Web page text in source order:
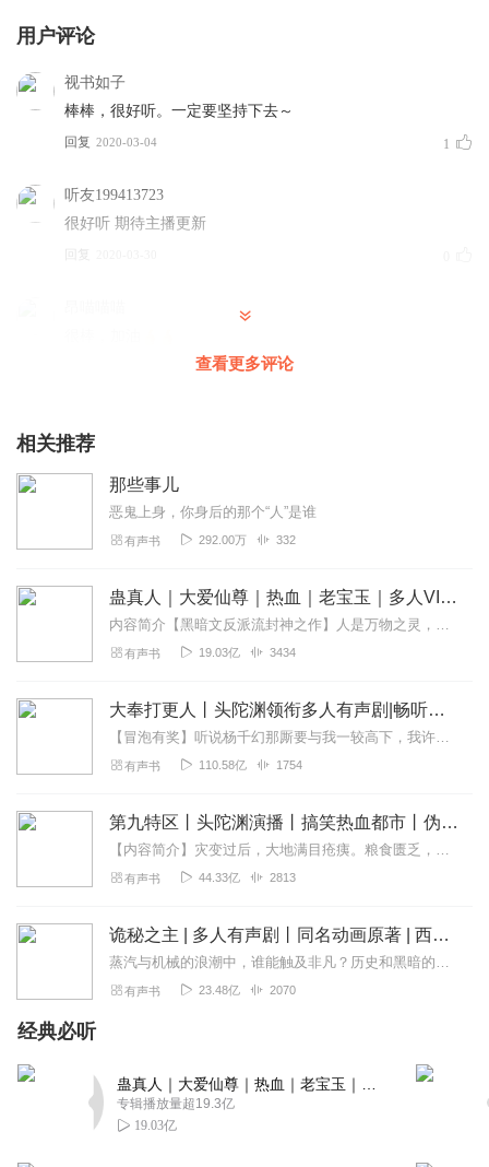
用户评论
视书如子
棒棒，很好听。一定要坚持下去～
回复 2020-03-04 1
听友199413723
很好听 期待主播更新
回复
查看更多评论
相关推荐
那些事儿
恶鬼上身，你身后的那个“人”是谁
有声书 292.00万 332
蛊真人｜大爱仙尊｜热血｜老宝玉｜多人VIP免费有声剧
内容简介【黑暗文反派流封神之作】人是万物之灵，蛊是天地真精。一个穿越者不断重生的故事。一个养蛊、炼蛊、用蛊的奇特世界。配音组（男角色）老宝玉旁白...
有声书 19.03亿 3434
大奉打更人丨头陀渊领衔多人有声剧|畅听全集|王鹤棣、田曦薇主演影视剧原著|卖报小郎君
【冒泡有奖】听说杨千幻那厮要与我一较高下，我许七安要开始装叉了！快进入声音播放页戳下方输入框，冒个泡偷偷告诉我，我要用哪些诗词才能胜过他？说得好的，有赏！202...
有声书 110.58亿 1754
第九特区丨头陀渊演播丨搞笑热血都市丨伪戒丨VIP免费多人有声剧
【内容简介】灾变过后，大地满目疮痍。粮食匮乏，资源紧俏，局势混乱……一位从待规划区杀出来的青年，背对着漫天黄沙，孤身来到九区谋生，却不曾想偶然结识三五好友，一念...
有声书 44.33亿 2813
诡秘之主 | 多人有声剧丨同名动画原著 | 西幻克苏鲁 | 乌贼作品
蒸汽与机械的浪潮中，谁能触及非凡？历史和黑暗的迷雾里，又是谁在耳语？我从诡秘中醒来，睁眼看见这个世界：枪械，大炮，巨舰，飞空艇，差分机；魔药，占卜，诅咒，倒吊人...
有声书 23.48亿 2070
经典必听
专辑播放量超19.3亿
19.03亿